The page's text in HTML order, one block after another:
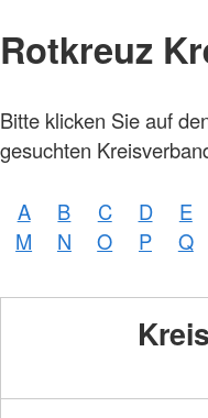
Rotkreuz
Bitte klicken Sie auf
gesuchten
A B C D E
M N O P Q